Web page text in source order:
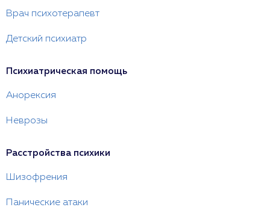
Врач психотерапевт
Детский психиатр
Психиатрическая помощь
Анорексия
Неврозы
Расстройства психики
Шизофрения
Панические атаки